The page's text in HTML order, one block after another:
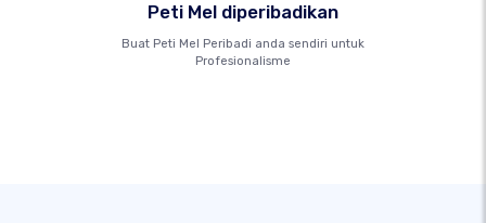
Peti Mel diperibadikan
Buat Peti Mel Peribadi anda sendiri untuk
Profesionalisme